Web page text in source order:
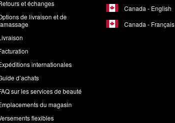
et échanges
de livraison et de
internationales
d’achats
sur les services de beauté
du magasin
flexibles
Canada - English
Canada - Français